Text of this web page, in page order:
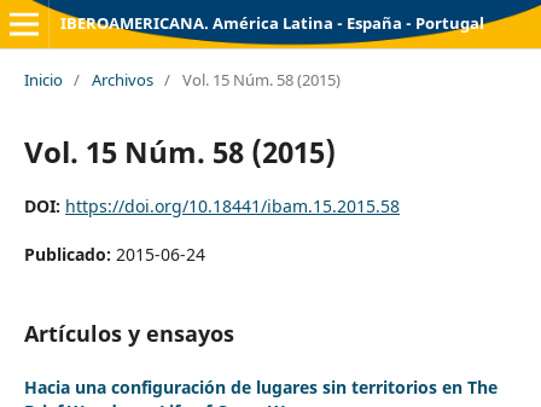
IBEROAMERICANA. América Latina - España - Portugal
Inicio / Archivos / Vol. 15 Núm. 58 (2015)
Vol. 15 Núm. 58 (2015)
DOI: https://doi.org/10.18441/ibam.15.2015.58
Publicado: 2015-06-24
Artículos y ensayos
Hacia una configuración de lugares sin territorios en The